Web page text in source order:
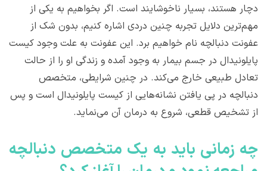
دچار هستند، بسیار ناخوشایند است. اگر بخواهیم به یکی از
مهم‌ترین دلایل تجربه چنین دردی اشاره کنیم، بدون شک از
عفونت دنبالچه نام خواهیم برد. این عفونت به علت وجود کیست
پایلونیدال در جسم بیمار به وجود آمده و زندگی او را از حالت
تعادل طبیعی خارج می‌کند. در چنین شرایطی، متخصص
دنبالچه در پی یافتن نشانه‌هایی از کیست پایلونیدال است و پس
از تشخیص قطعی، شروع به درمان آن می‌نماید.
چه زمانی باید به یک متخصص دنبالچه